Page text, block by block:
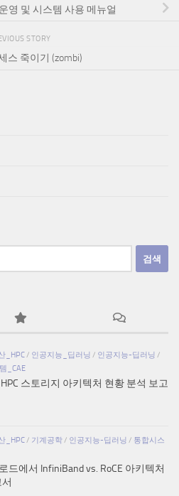
영 및 시스템 사용 메뉴얼
STORY
스 죽이기 (zombi)
_HPC/ 인공지능_딥러닝 / 인공지능-딥러닝 /
_CAE
HPC 스토리지 아키텍처 현황 분석 보고
_HPC/ 기계공학/ 인공지능-딥러닝 / 통합시스
드에서 InfiniBand vs. RoCE 아키텍처